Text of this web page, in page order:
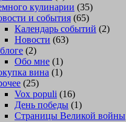
кулинарии (35)
и события (65)
Календарь событий (2)
Новости (63)
(2)
Обо мне (1)
вина (1)
(25)
Vox populi (16)
День победы (1)
Страницы Великой войны